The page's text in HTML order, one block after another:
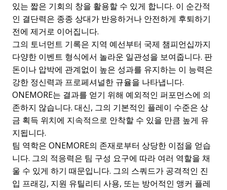
있는 짧은 기회의 창을 활용할 수 있게 합니다. 이 순간적
인 결단력은 종종 상대가 반응하거나 안전하게 후퇴하기
전에 제거로 이어집니다.
그의 토너먼트 기록은 지역 예선부터 국제 챔피언십까지
다양한 이벤트 형식에서 놀라운 일관성을 보여줍니다. 판
돈이나 압박에 관계없이 높은 성과를 유지하는 이 능력은
강한 정신력과 프로페셔널한 규율을 나타냅니다.
ONEMORE는 결과를 얻기 위해 예외적인 퍼포먼스에 의
존하지 않습니다. 대신, 그의 기본적인 플레이 수준은 상
금 획득 위치에 지속적으로 안착할 수 있을 만큼 높게 유
지됩니다.
팀 역학은 ONEMORE의 존재로부터 상당한 이점을 얻습
니다. 그의 적응력은 팀 구성 요구에 따라 여러 역할을 채
울 수 있게 하기 때문입니다. 그의 스쿼드가 공격적인 진
입 프래깅, 지원 유틸리티 사용, 또는 방어적인 앵커 플레